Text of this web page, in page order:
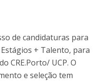
de candidaturas para
+ Talento, para
CRE.Porto/ UCP. O
e seleção tem